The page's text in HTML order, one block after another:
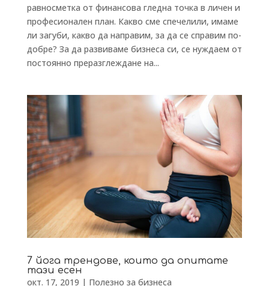
равносметка от финансова гледна точка в личен и
професионален план. Какво сме спечелили, имаме
ли загуби, какво да направим, за да се справим по-
добре? За да развиваме бизнеса си, се нуждаем от
постоянно преразглеждане на...
7 йога трендове, които да опитате
тази есен
окт. 17, 2019 | Полезно за бизнеса